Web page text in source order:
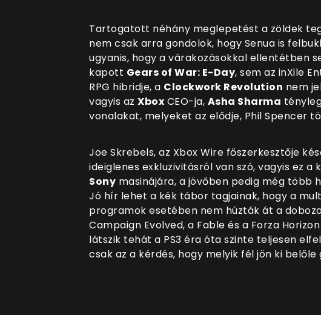
Tartogatott néhány meglepetést a zöldek
nem csak arra gondolok, hogy Senua is
ugyanis, hogy a várakozásokkal ellentétben
kapott Gears of War: E-Day, sem az inXile
RPG hibridje, a Clockwork Revolution nem
vagyis az Xbox CEO-ja, Asha Sharma
vonalakat, melyeket az elődje, Phil Spencer
Joe Skrebels, az Xbox Wire főszerkesztője
ideiglenes exkluzivitásról van szó, vagyis ez
Sony masinájára, a jövőben pedig még több
Jó hír lehet a kék tábor tagjainak, hogy a
programok esetében nem húzták át a
Campaign Evolved, a Fable és a Forza
látszik tehát a PS3 éra óta szinte teljesen
csak az a kérdés, hogy melyik fél jön ki belőle